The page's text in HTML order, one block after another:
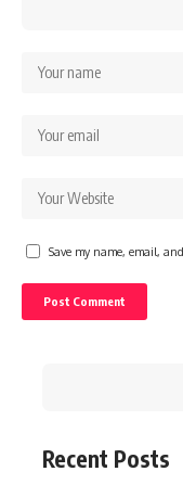
Save my name, email,
Recent Posts